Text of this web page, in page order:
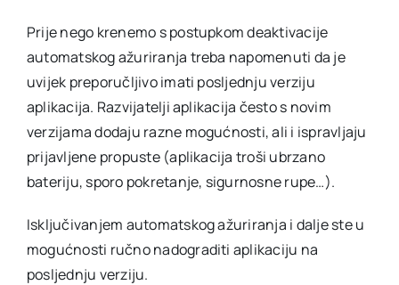
Prije nego krenemo s postupkom deaktivacije
automatskog ažuriranja treba napomenuti da je
uvijek preporučljivo imati posljednju verziju
aplikacija. Razvijatelji aplikacija često s novim
verzijama dodaju razne mogućnosti, ali i ispravljaju
prijavljene propuste (aplikacija troši ubrzano
bateriju, sporo pokretanje, sigurnosne rupe…).
Isključivanjem automatskog ažuriranja i dalje ste u
mogućnosti ručno nadograditi aplikaciju na
posljednju verziju.